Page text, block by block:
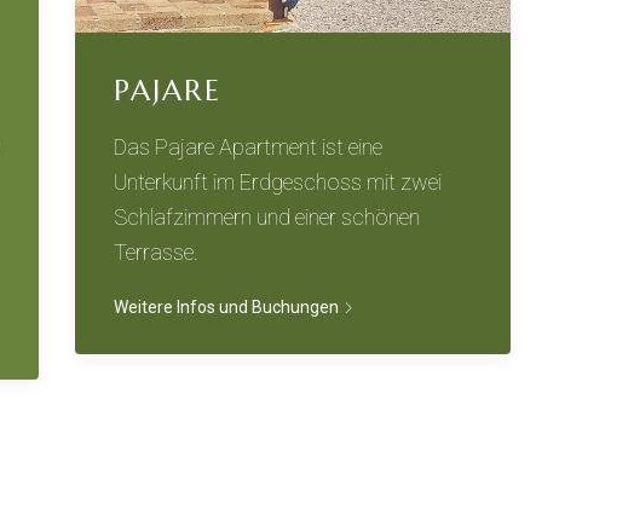
PAJARE
Das Pajare Apartment ist eine
Unterkunft im Erdgeschoss mit zwei
Schlafzimmern und einer schönen
Terrasse.
Weitere Infos und Buchungen